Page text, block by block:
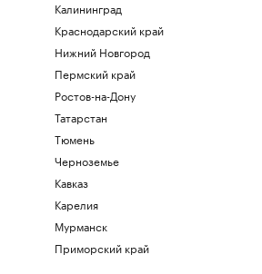
Калининград
Краснодарский край
Нижний Новгород
Пермский край
Ростов-на-Дону
Татарстан
Тюмень
Черноземье
Кавказ
Карелия
Мурманск
Приморский край